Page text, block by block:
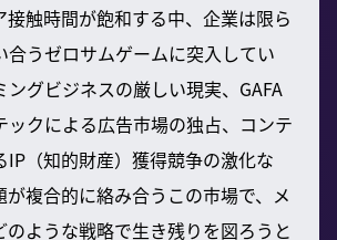
接触時間が飽和する中、企業は限ら
合うゼロサムゲームに突入してい
ングビジネスの厳しい現実、GAFA
ックによる広告市場の独占、コンテ
IP（知的財産）獲得競争の激化な
が複合的に絡み合うこの市場で、メ
のような戦略で生き残りを図ろうと